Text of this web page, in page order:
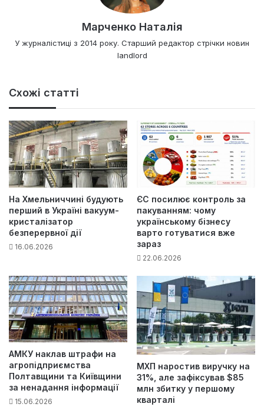
Марченко Наталія
У журналістиці з 2014 року. Старший редактор стрічки новин
landlord
Схожі статті
На Хмельниччині будують
перший в Україні вакуум-
кристалізатор
безперервної дії
16.06.2026
ЄС посилює контроль за
пакуванням: чому
українському бізнесу
варто готуватися вже
зараз
22.06.2026
АМКУ наклав штрафи на
агропідприємства
Полтавщини та Київщини
за ненадання інформації
15.06.2026
МХП наростив виручку на
31%, але зафіксував $85
млн збитку у першому
кварталі